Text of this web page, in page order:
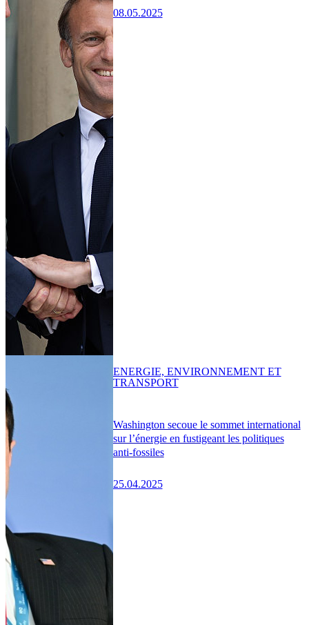
08.05.2025
Washington secoue le sommet international
sur l’énergie en fustigeant les politiques
anti-fossiles
25.04.2025
ENERGIE, ENVIRONNEMENT ET
TRANSPORT